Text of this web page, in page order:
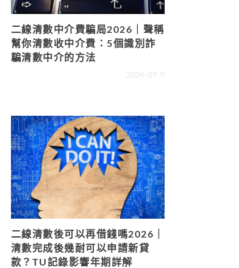
二線清數中介費騙局2026｜聲稱
幫你清數收中介費：5個識別詐
騙清數中介的方法
2026-07-11
二線清數後可以再借錢嗎2026｜
清數完成後幾耐可以申請新貸
款？TU記錄影響年期詳解